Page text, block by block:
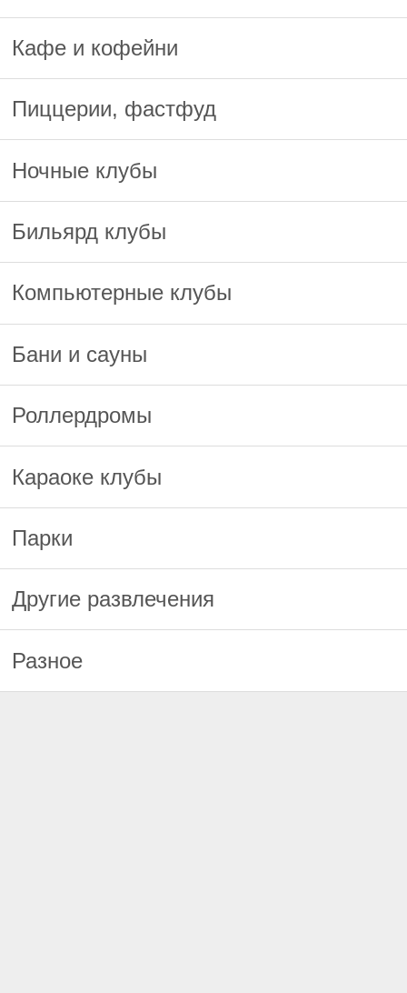
Кафе и кофейни
Пиццерии, фастфуд
Ночные клубы
Бильярд клубы
Компьютерные клубы
Бани и сауны
Роллердромы
Караоке клубы
Парки
Другие развлечения
Разное